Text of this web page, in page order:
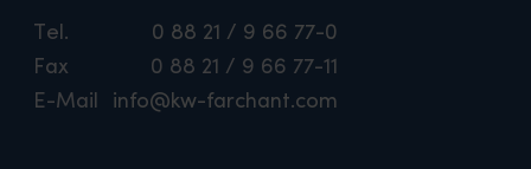
Tel.
0 88 21 / 9 66 77-0
Fax
0 88 21 / 9 66 77-11
E-Mail
info@kw-farchant.com